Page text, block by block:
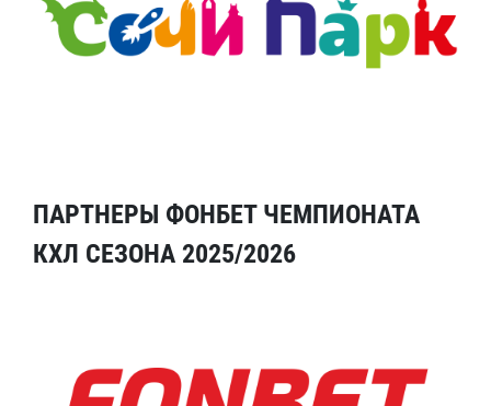
ПАРТНЕРЫ ФОНБЕТ ЧЕМПИОНАТА
КХЛ СЕЗОНА 2025/2026